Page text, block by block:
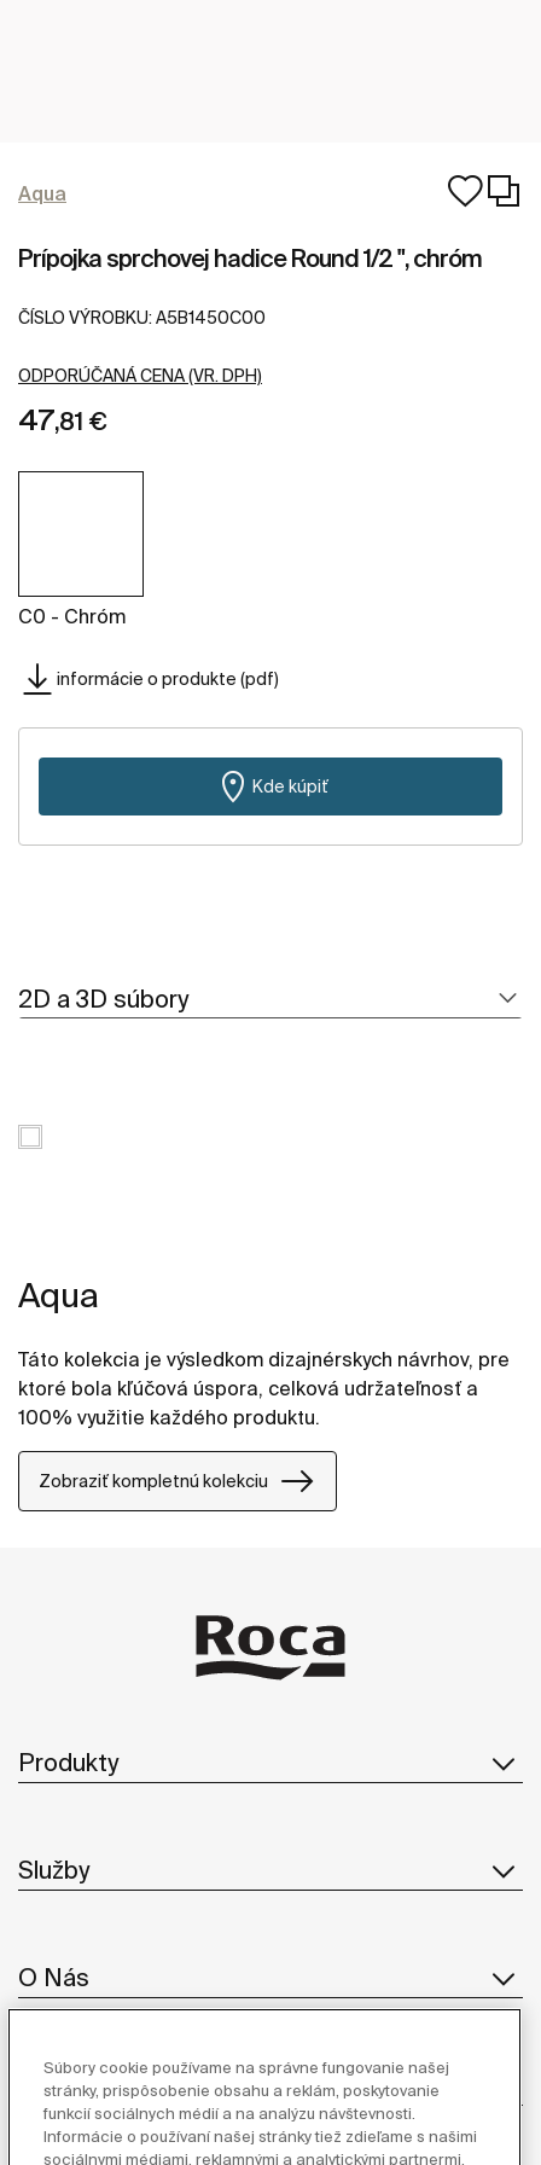
Aqua
Prípojka sprchovej hadice Round 1/2 ", chróm
ČÍSLO VÝROBKU: A5B1450C00
ODPORÚČANÁ CENA (VR. DPH)
47,81 €
C0 - Chróm
informácie o produkte (pdf)
Kde kúpiť
2D a 3D súbory
Aqua
Táto kolekcia je výsledkom dizajnérskych návrhov, pre
ktoré bola kľúčová úspora, celková udržateľnosť a
100% využitie každého produktu.
Zobraziť kompletnú kolekciu
Produkty
Služby
O Nás
Inšpirácia
Sledujte nás
Súbory cookie používame na správne fungovanie našej
stránky, prispôsobenie obsahu a reklám, poskytovanie
funkcií sociálnych médií a na analýzu návštevnosti.
Informácie o používaní našej stránky tiež zdieľame s našimi
sociálnymi médiami, reklamnými a analytickými partnermi.